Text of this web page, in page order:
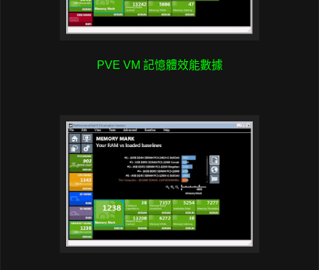
PVE VM 記憶體效能數據